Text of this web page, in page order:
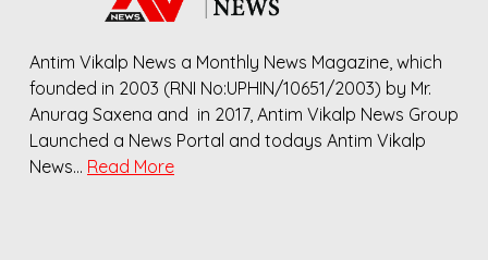
Antim Vikalp News a Monthly News Magazine, which
founded in 2003 (RNI No:UPHIN/10651/2003) by Mr.
Anurag Saxena and in 2017, Antim Vikalp News Group
Launched a News Portal and todays Antim Vikalp
News… Read More